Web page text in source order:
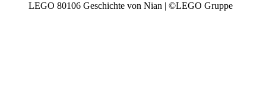
LEGO 80106 Geschichte von Nian | ©LEGO Gruppe